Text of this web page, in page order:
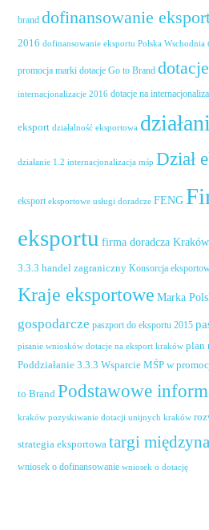
brand dofinansowanie
2016 dofinansowanie eksportu Polska Wschodnia
promocja marki dotacje Go to Brand
internacjonalizacje 2016 dotacje na
eksport działalność eksportowa
działanie 1.2 internacjonalizacja mśp Dział
eksport eksportowe usługi doradcze FENG
eksportu firma doradcza Kraków
3.3.3 handel zagraniczny Konsorcja
Kraje eksportowe Marka
gospodarcze paszport do eksportu 2015
pisanie wniosków dotacje na eksport kraków plan
Poddziałanie 3.3.3 Wsparcie MŚP w
to Brand Podstawowe
kraków pozyskiwanie dotacji unijnych kraków
strategia eksportowa targi
wniosek o dofinansowanie wniosek o dotację